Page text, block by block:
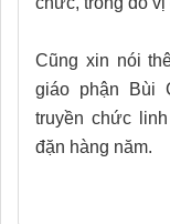
Cũng xin nói
giáo phận Bùi
truyền chức
đặn hàng năm.